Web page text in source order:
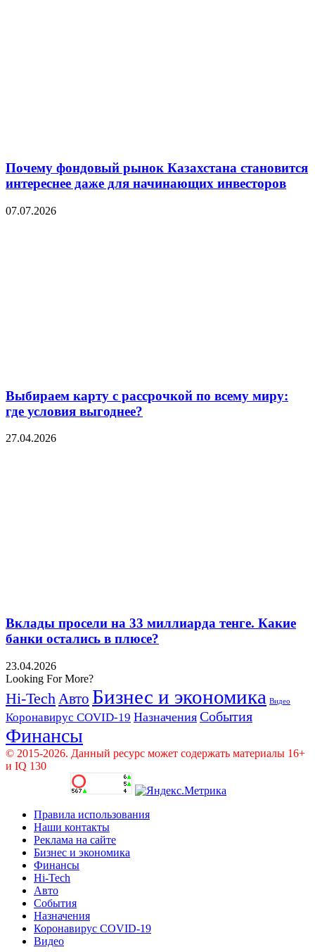
Почему фондовый рынок Казахстана становится
интереснее даже для начинающих инвесторов
07.07.2026
Выбираем карту с рассрочкой по всему миру:
где условия выгоднее?
27.04.2026
Вклады просели на 33 миллиарда тенге. Какие
банки остались в плюсе?
23.04.2026
Looking For More?
Hi-Tech Авто Бизнес и экономика Видео
Коронавирус COVID-19 Назначения События
Финансы
© 2015-2026. Данный ресурс может содержать материалы 16+
и IQ 130
Правила использования
Наши контакты
Реклама на сайте
Бизнес и экономика
Финансы
Hi-Tech
Авто
События
Назначения
Коронавирус COVID-19
Видео